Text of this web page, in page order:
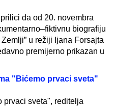
da od 20. novembra
biografiju
u režiji Ijana Forsajta
premijerno prikazan u
"Bićemo prvaci sveta"
prvaci sveta", reditelja